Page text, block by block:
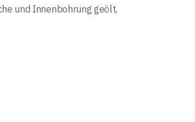
und Innenbohrung geölt,